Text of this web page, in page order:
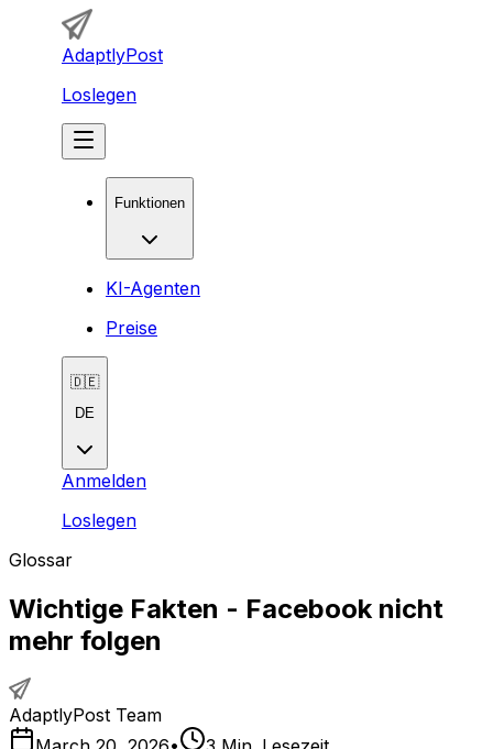
AdaptlyPost
Loslegen
Funktionen
KI-Agenten
Preise
🇩🇪
DE
Anmelden
Loslegen
Glossar
Wichtige Fakten - Facebook nicht
mehr folgen
AdaptlyPost Team